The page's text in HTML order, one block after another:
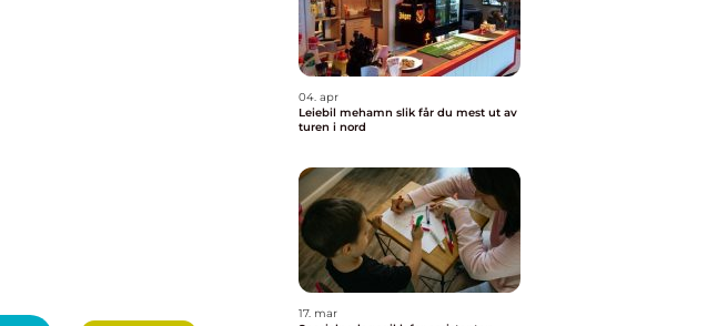
04. apr
Leiebil mehamn slik får du mest ut av
turen i nord
17. mar